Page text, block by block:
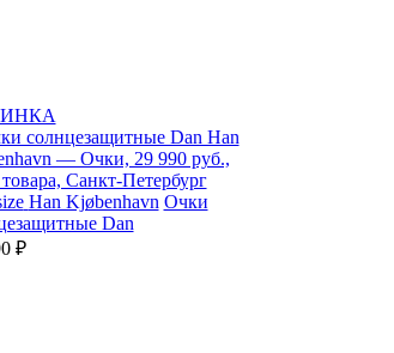
Han Kjøbenhavn Очки
Dan
₽